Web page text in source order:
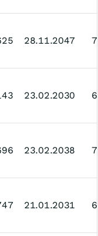
28.11.2047
23.02.2030
23.02.2038
21.01.2031